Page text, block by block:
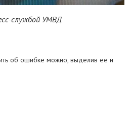
службой УМВД
об ошибке можно, выделив ее и